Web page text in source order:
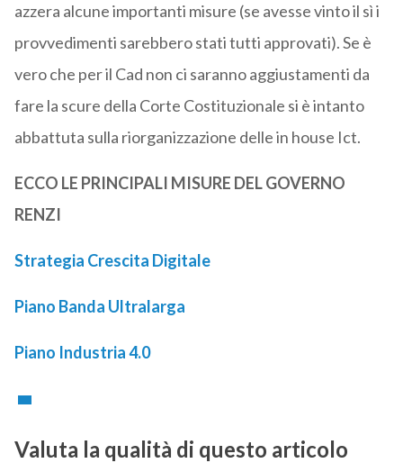
azzera alcune importanti misure (se avesse vinto il sì i
provvedimenti sarebbero stati tutti approvati). Se è
vero che per il Cad non ci saranno aggiustamenti da
fare la scure della Corte Costituzionale si è intanto
abbattuta sulla riorganizzazione delle in house Ict.
ECCO LE PRINCIPALI MISURE DEL GOVERNO
RENZI
Strategia Crescita Digitale
Piano Banda Ultralarga
Piano Industria 4.0
Valuta la qualità di questo articolo